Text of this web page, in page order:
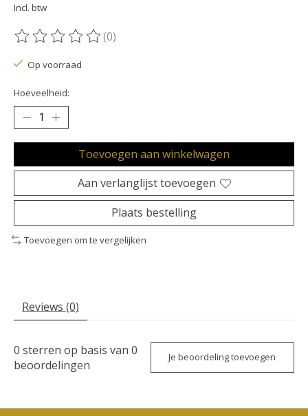
Incl. btw
De beoordeling van dit product is
(0)
Op voorraad
Hoeveelheid:
Toevoegen aan winkelwagen
Aan verlanglijst toevoegen
Plaats bestelling
Toevoegen om te vergelijken
Reviews (0)
0 sterren op basis van 0
beoordelingen
Je beoordeling toevoegen